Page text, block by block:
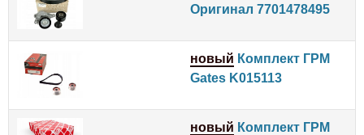
Оригинал 7701478495
новый Комплект ГРМ
Gates K015113
новый Комплект ГРМ